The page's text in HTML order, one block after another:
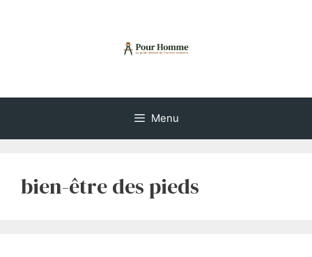
Menu
bien-être des pieds